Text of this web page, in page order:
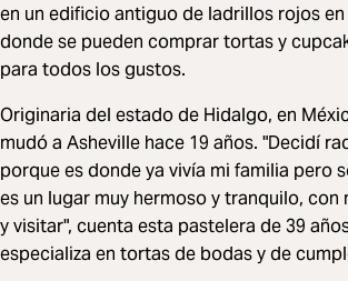
en un edificio antiguo de ladrillos rojos en
donde se pueden comprar tortas y
para todos los gustos.
Originaria del estado de Hidalgo, en
mudó a Asheville hace 19 años. "Decidí
porque es donde ya vivía mi familia pero
es un lugar muy hermoso y tranquilo, con
y visitar", cuenta esta pastelera de 39
especializa en tortas de bodas y de